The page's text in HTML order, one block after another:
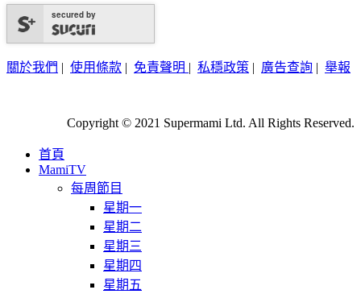
secured by
關於我們 | 使用條款 | 免責聲明 | 私穩政策 | 廣告查詢 | 舉報
Copyright © 2021 Supermami Ltd. All Rights Reserved.
首頁
MamiTV
每周節目
星期一
星期二
星期三
星期四
星期五